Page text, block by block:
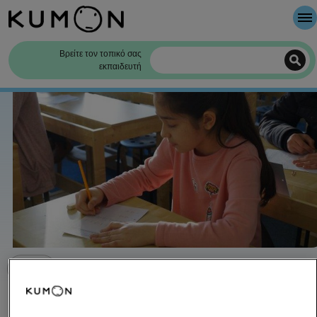
Βρείτε τον τοπικό σας
εκπαιδευτή
Η μεταμόρφωση της Kayra από
Καλώς Ήρθατε
Η μέθοδος της KUMON
Η ιστορία της KUMON